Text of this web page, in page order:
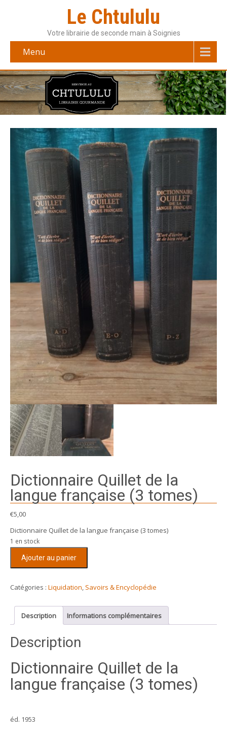
Le Chtululu
Votre librairie de seconde main à Soignies
Menu
Dictionnaire Quillet de la
langue française (3 tomes)
€5,00
Dictionnaire Quillet de la langue française (3 tomes)
1 en stock
Quillet
la
langue
(3
Ajouter au panier
Catégories : Liquidation, Savoirs & Encyclopédie
Description Informations complémentaires
Description
Dictionnaire Quillet de la
langue française (3 tomes)
éd. 1953